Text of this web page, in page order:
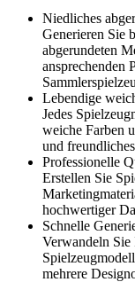
Niedliches
Generieren Sie
abgerundeten
ansprechenden
Lebendige
Jedes
weiche Farben
und
Professionelle
Erstellen Sie
hochwertiger
Schnelle
Verwandeln Sie
mehrere